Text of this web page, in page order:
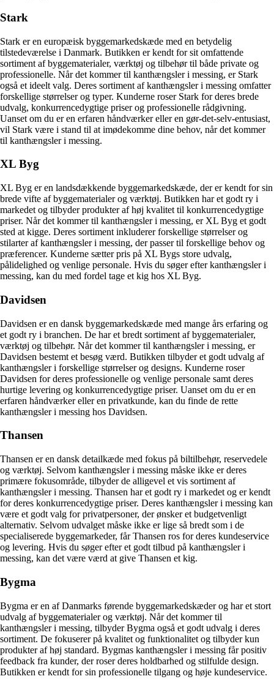
Stark
Stark er en europæisk byggemarkedskæde med en betydelig
tilstedeværelse i Danmark. Butikken er kendt for sit omfattende
sortiment af byggematerialer, værktøj og tilbehør til både private og
professionelle. Når det kommer til kanthængsler i messing, er Stark
også et ideelt valg. Deres sortiment af kanthængsler i messing omfatter
forskellige størrelser og typer. Kunderne roser Stark for deres brede
udvalg, konkurrencedygtige priser og professionelle rådgivning.
Uanset om du er en erfaren håndværker eller en gør-det-selv-entusiast,
vil Stark være i stand til at imødekomme dine behov, når det kommer
til kanthængsler i messing.
XL Byg
XL Byg er en landsdækkende byggemarkedskæde, der er kendt for sin
brede vifte af byggematerialer og værktøj. Butikken har et godt ry i
markedet og tilbyder produkter af høj kvalitet til konkurrencedygtige
priser. Når det kommer til kanthængsler i messing, er XL Byg et godt
sted at kigge. Deres sortiment inkluderer forskellige størrelser og
stilarter af kanthængsler i messing, der passer til forskellige behov og
præferencer. Kunderne sætter pris på XL Bygs store udvalg,
pålidelighed og venlige personale. Hvis du søger efter kanthængsler i
messing, kan du med fordel tage et kig hos XL Byg.
Davidsen
Davidsen er en dansk byggemarkedskæde med mange års erfaring og
et godt ry i branchen. De har et bredt sortiment af byggematerialer,
værktøj og tilbehør. Når det kommer til kanthængsler i messing, er
Davidsen bestemt et besøg værd. Butikken tilbyder et godt udvalg af
kanthængsler i forskellige størrelser og designs. Kunderne roser
Davidsen for deres professionelle og venlige personale samt deres
hurtige levering og konkurrencedygtige priser. Uanset om du er en
erfaren håndværker eller en privatkunde, kan du finde de rette
kanthængsler i messing hos Davidsen.
Thansen
Thansen er en dansk detailkæde med fokus på biltilbehør, reservedele
og værktøj. Selvom kanthængsler i messing måske ikke er deres
primære fokusområde, tilbyder de alligevel et vis sortiment af
kanthængsler i messing. Thansen har et godt ry i markedet og er kendt
for deres konkurrencedygtige priser. Deres kanthængsler i messing kan
være et godt valg for privatpersoner, der ønsker et budgetvenligt
alternativ. Selvom udvalget måske ikke er lige så bredt som i de
specialiserede byggemarkeder, får Thansen ros for deres kundeservice
og levering. Hvis du søger efter et godt tilbud på kanthængsler i
messing, kan det være værd at give Thansen et kig.
Bygma
Bygma er en af Danmarks førende byggemarkedskæder og har et stort
udvalg af byggematerialer og værktøj. Når det kommer til
kanthængsler i messing, tilbyder Bygma også et godt udvalg i deres
sortiment. De fokuserer på kvalitet og funktionalitet og tilbyder kun
produkter af høj standard. Bygmas kanthængsler i messing får positiv
feedback fra kunder, der roser deres holdbarhed og stilfulde design.
Butikken er kendt for sin professionelle tilgang og høje kundeservice.